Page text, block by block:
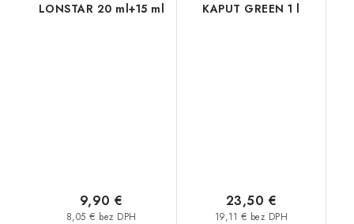
LONSTAR 20 ml+15 ml
8,05 € bez DPH
9,90 €
KAPUT GREEN 1 l
19,11 € bez DPH
23,50 €